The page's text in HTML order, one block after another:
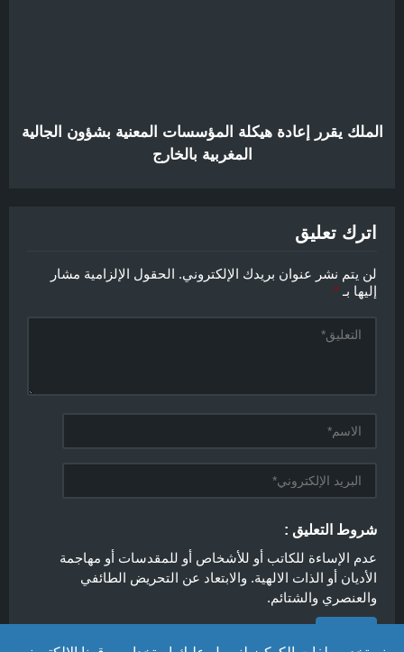
الملك يقرر إعادة هيكلة المؤسسات المعنية بشؤون الجالية
المغربية بالخارج
اترك تعليق
لن يتم نشر عنوان بريدك الإلكتروني. الحقول الإلزامية مشار
إليها بـ *
شروط التعليق :
عدم الإساءة للكاتب أو للأشخاص أو للمقدسات أو مهاجمة
الأديان أو الذات الالهية. والابتعاد عن التحريض الطائفي
والعنصري والشتائم.